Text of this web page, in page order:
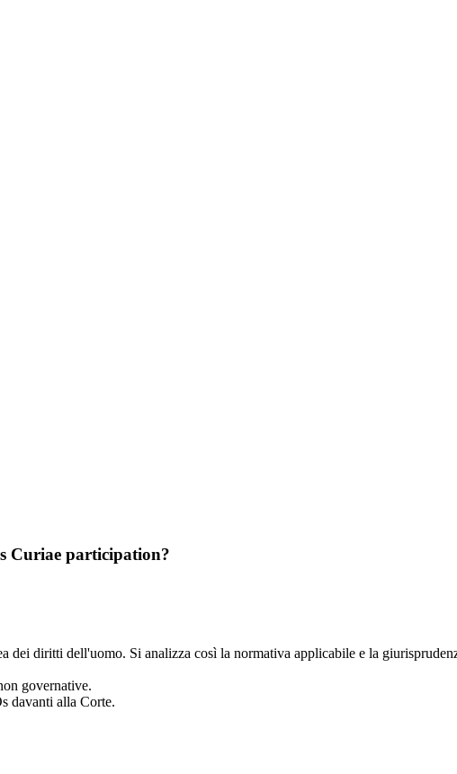
Curiae participation?
diritti dell'uomo. Si analizza così la normativa applicabile e la
governative.
davanti alla Corte.